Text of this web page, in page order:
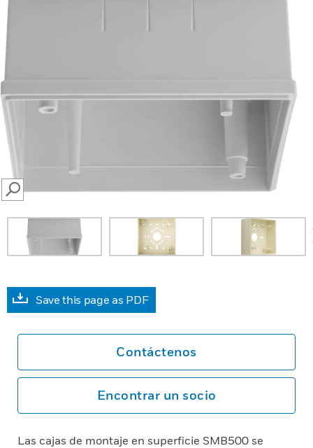
SEARCH
prev
Save this page as PDF
Contáctenos
Encontrar un socio
Las cajas de montaje en superficie SMB500 se